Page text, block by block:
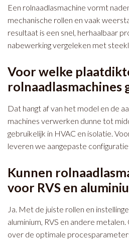
Een rolnaadlasmachine vormt
mechanische rollen en vaak
resultaat is een snel, herhaalbaar
nabewerking vergeleken met
Voor welke
rolnaadlasmachines
Dat hangt af van het model en de
machines verwerken dunne tot
gebruikelijk in HVAC en isolatie.
leveren we aangepaste
Kunnen
voor RVS en
Ja. Met de juiste rollen en
aluminium, RVS en andere
over de optimale